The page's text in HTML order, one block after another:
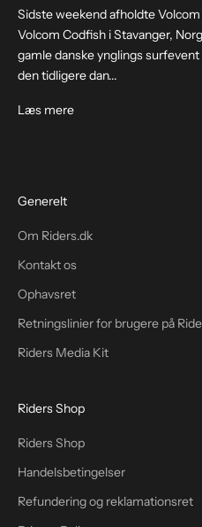
Sidste weekend afholdte
Volcom Codfish i Stavanger,
gamle danske ynglings
den tidligere dan...
Læs mere
Generelt
Om Riders.dk
Kontakt os
Ophavsret
Retningslinier for brugere på
Riders Media Kit
Riders Shop
Riders Shop
Handelsbetingelser
Refundering og reklamationsret